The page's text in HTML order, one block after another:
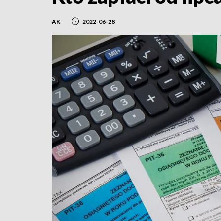
AK 2022-06-28